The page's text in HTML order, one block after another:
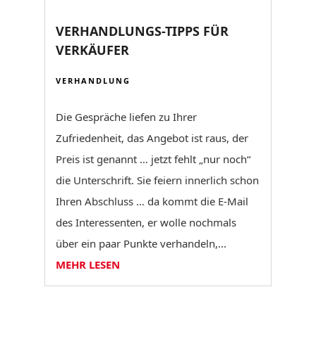
VERHANDLUNGS-TIPPS FÜR
VERKÄUFER
VERHANDLUNG
Die Gespräche liefen zu Ihrer
Zufriedenheit, das Angebot ist raus, der
Preis ist genannt … jetzt fehlt „nur noch“
die Unterschrift. Sie feiern innerlich schon
Ihren Abschluss … da kommt die E-Mail
des Interessenten, er wolle nochmals
über ein paar Punkte verhandeln,...
MEHR LESEN